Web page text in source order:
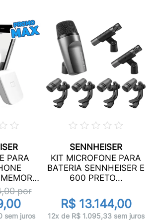
PARA
por
sem juros
SENNHEISER
KIT MICROFONE PARA
BATERIA SENNHEISER E
600 PRETO...
R$ 13.144,00
12x de R$ 1.095,33 sem juros